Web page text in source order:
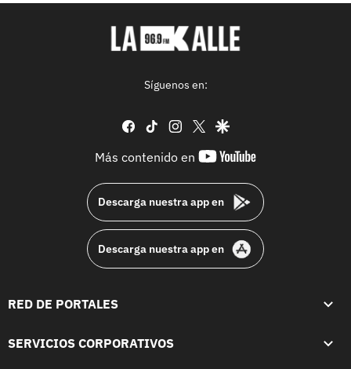
Síguenos en:
facebook
tiktok instagram
twittergoogle
Más contenido en
youtube-
Descarga nuestra app en
Descarga nuestra app en
RED DE PORTALES
SERVICIOS CORPORATIVOS